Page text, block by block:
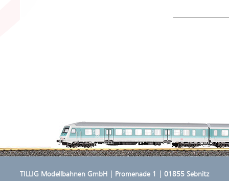
TILLIG Modellbahnen GmbH | Promenade 1 | 01855 Sebnitz